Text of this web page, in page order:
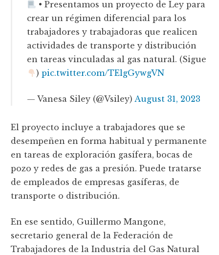
• Presentamos un proyecto de Ley para
crear un régimen diferencial para los
trabajadores y trabajadoras que realicen
actividades de transporte y distribución
en tareas vinculadas al gas natural. (Sigue
) pic.twitter.com/TElgGywgVN
— Vanesa Siley (@Vsiley)August 31, 2023
El proyecto incluye a trabajadores que se
desempeñen en forma habitual y permanente
en tareas de exploración gasífera, bocas de
pozo y redes de gas a presión. Puede tratarse
de empleados de empresas gasíferas, de
transporte o distribución.
En ese sentido, Guillermo Mangone,
secretario general de la Federación de
Trabajadores de la Industria del Gas Natural